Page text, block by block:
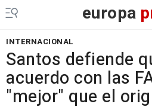
europa
INTERNACIONAL
Santos defiende
acuerdo con las
"mejor" que el